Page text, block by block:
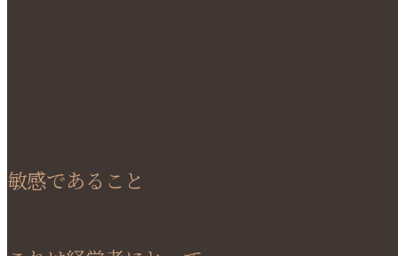
敏感であること